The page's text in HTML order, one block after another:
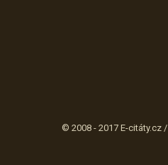
© 2008 - 2017 E-citáty.cz /